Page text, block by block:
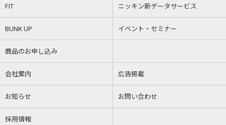
FIT ニッキン新データサービス
BUNK UP イベント・セミナー
商品のお申し込み
会社案内 広告掲載
お知らせ お問い合わせ
採用情報